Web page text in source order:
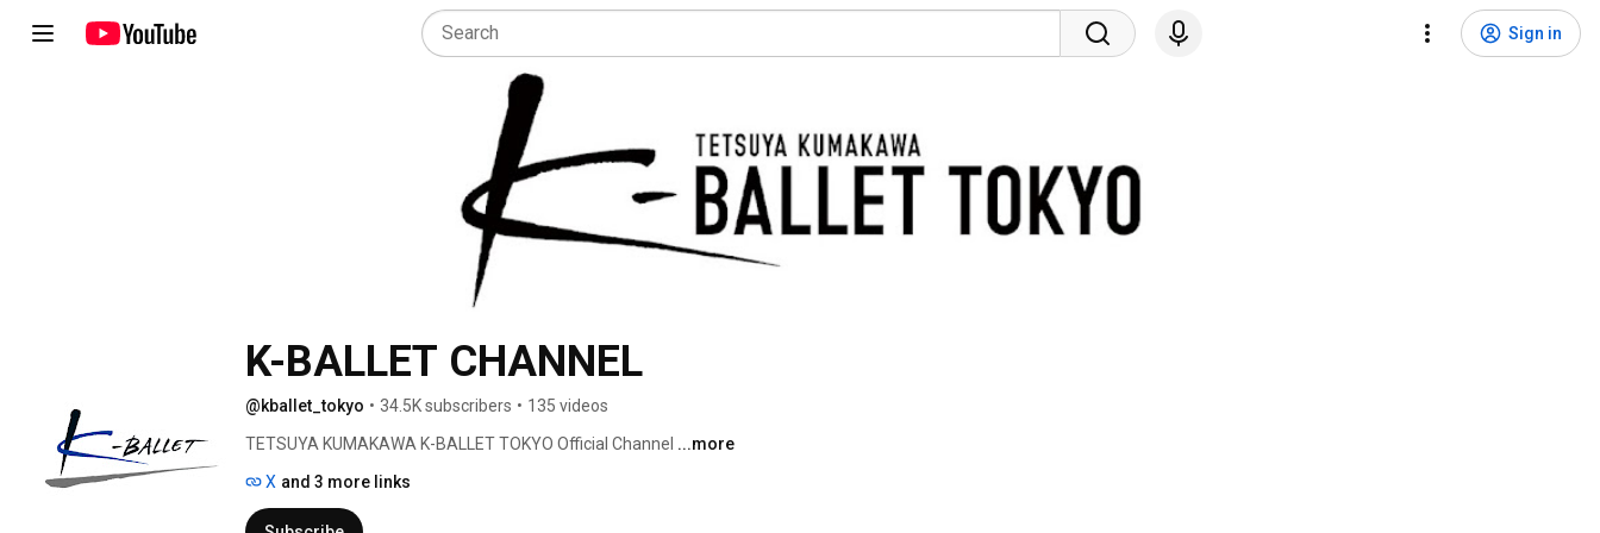
Sign in
K-BALLET CHANNEL
@kballet_tokyo • 34.5K subscribers • 135 videos
TETSUYA KUMAKAWA K-BALLET TOKYO Official Channel ...more
X and 3 more links